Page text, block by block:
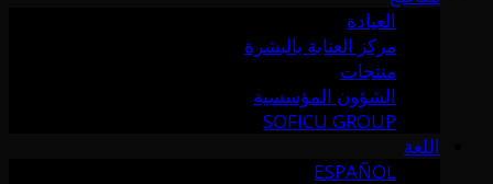
العيادة
مركز العناية بالبشرة
منتجات
الشؤون المؤسسية
SOFICU GROUP
اللغة
ESPAÑOL